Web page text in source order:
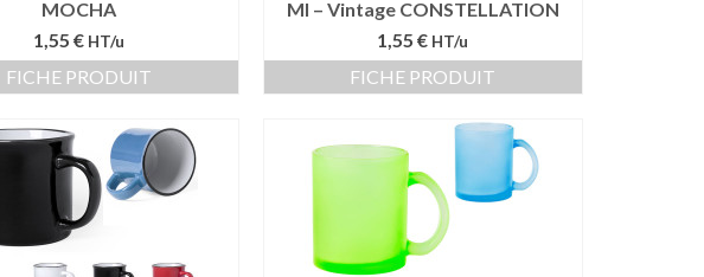
MOCHA
1,55 € HT/u
FICHE PRODUIT
Ml – Vintage CONSTELLATION
1,55 € HT/u
FICHE PRODUIT